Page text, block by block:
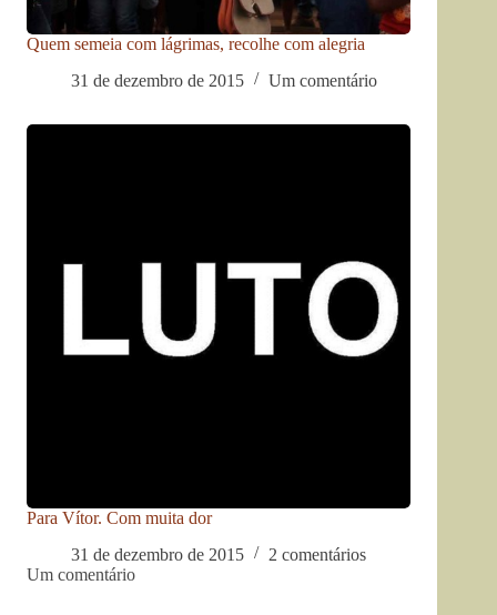
Quem semeia com lágrimas, recolhe com alegria
31 de dezembro de 2015
Um comentário
Para Vítor. Com muita dor
31 de dezembro de 2015
2 comentários
Um comentário